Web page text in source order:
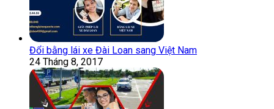
Đổi bằng lái xe Đài Loan sang Việt Nam
24 Tháng 8, 2017